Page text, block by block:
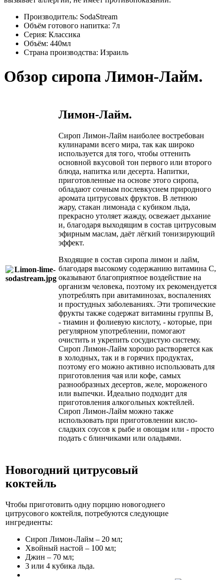
Производитель: SodaStream
Объём готового напитка: 7л
Серия: Классика
Объём: 440мл
Страна производства: Израиль
Обзор сиропа Лимон-Лайм.
Лимон-Лайм.
Сироп Лимон-Лайм наиболее востребован
кулинарами всего мира, так как широко
используется для того, чтобы оттенить
основной вкусовой тон первого или второго
блюда, напитка или десерта. Напитки,
приготовленные на основе этого сиропа,
обладают сочным послевкусием природного
аромата цитрусовых фруктов. В летнюю
жару, стакан лимонада с кубиком льда,
прекрасно утоляет жажду, освежает дыхание
и, благодаря выходящим в состав цитрусовым
эфирным маслам, даёт лёгкий тонизирующий
эффект.
Входящие в состав сиропа лимон и лайм,
благодаря высокому содержанию витамина С,
оказывают благоприятное воздействие на
организм человека, поэтому их рекомендуется
употреблять при авитаминозах, воспалениях
и простудных заболеваниях. Эти тропические
фрукты также содержат витамины группы В,
- тиамин и фолиевую кислоту, - которые, при
регулярном употреблении, помогают
очистить и укрепить сосудистую систему.
Сироп Лимон-Лайм хорошо растворяется как
в холодных, так и в горячих продуктах,
поэтому его можно активно использовать для
приготовления чая или кофе, самых
разнообразных десертов, желе, мороженого
или выпечки. Идеально подходит для
приготовления алкогольных коктейлей.
Сироп Лимон-Лайм можно также
использовать при приготовлении кисло-
сладких соусов к рыбе и овощам или - просто
подать с блинчиками или оладьями.
Новогодний цитрусовый
коктейль
Чтобы приготовить одну порцию новогоднего
цитрусового коктейля, потребуются следующие
ингредиенты:
Сироп Лимон-Лайм – 20 мл;
Хвойный настой – 100 мл;
Джин – 70 мл;
3 или 4 кубика льда.